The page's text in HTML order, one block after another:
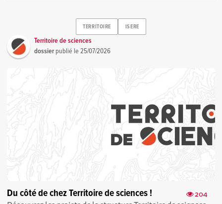
TERRITOIRE ISERE
Territoire de sciences
dossier publié le25/07/2026
204
Du côté de chez Territoire de sciences !